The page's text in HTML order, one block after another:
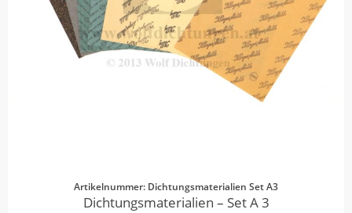
Artikelnummer: Dichtungsmaterialien Set A3
Dichtungsmaterialien – Set A 3